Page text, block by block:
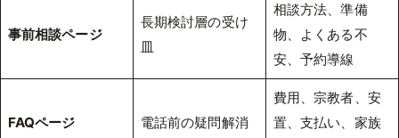
事前相談ページ
長期検討層の受け
皿
相談方法、準備
物、よくある不
安、予約導線
FAQページ 電話前の疑問解消
費用、宗教者、安
置、支払い、家族